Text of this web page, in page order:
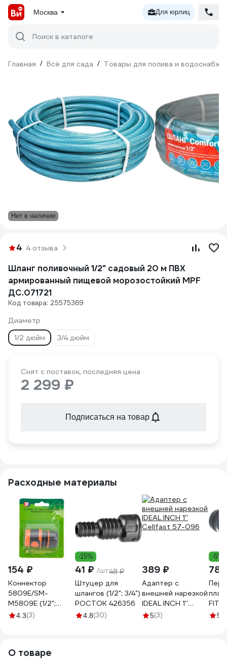
Москва Для юрлиц
Поиск в каталоге
Главная / Всё для сада / Товары для полива и
Нет в наличии
4 4 отзыва
Шланг поливочный 1/2" садовый 20 м ПВХ
армированный пищевой морозостойкий MPF
ДС.071721
Код товара: 25575369
Диаметр
1/2 дюйм
3/4 дюйм
Снят с поставок, последняя цена
2 299 ₽
Подписаться на товар
Расходные материалы
154 ₽
Коннектор
5809Е/SM-
M5809E (1/2";
мягкий пластик)
4.3(3)
-15%
41 ₽ /шт48 ₽
Штуцер для
шлангов (1/2"; 3/4")
РОСТОК 426356
4.8(30)
389 ₽
Адаптер с
внешней нарезкой
IDEAL INCH 1''
Cellfast 57-096
5(3)
-5%
78
FIT
5
О товаре